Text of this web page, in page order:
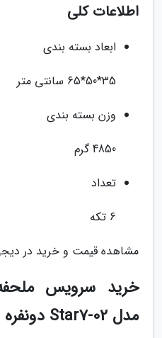
اطلاعات کلی
ابعاد بسته بندی
35*50*65 سانتی متر
وزن بسته بندی
4850 گرم
تعداد
6 تکه
مشاهده قیمت و خرید در
خرید سرویس
مدل Star7-02 دونفره شش تکه